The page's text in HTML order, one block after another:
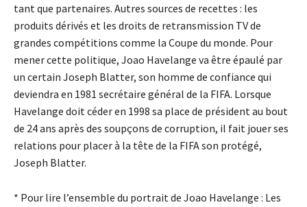
tant que partenaires. Autres sources de recettes : les
produits dérivés et les droits de retransmission TV de
grandes compétitions comme la Coupe du monde. Pour
mener cette politique, Joao Havelange va être épaulé par
un certain Joseph Blatter, son homme de confiance qui
deviendra en 1981 secrétaire général de la FIFA. Lorsque
Havelange doit céder en 1998 sa place de président au bout
de 24 ans après des soupçons de corruption, il fait jouer ses
relations pour placer à la tête de la FIFA son protégé,
Joseph Blatter.
* Pour lire l’ensemble du portrait de Joao Havelange : Les